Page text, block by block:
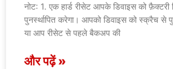
नोट: 1. एक हार्ड रीसेट आपके डिवाइस को फ़ैक्टरी
पुनर्स्थापित करेगा। आपको डिवाइस को स्क्रैच से
या आप रीसेट से पहले बैकअप की
और पढ़ें »